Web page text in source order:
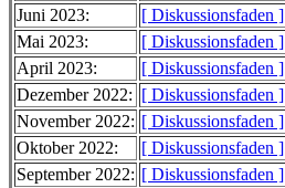
Juni 2023:
[ Diskussionsfaden ]
Mai 2023:
[ Diskussionsfaden ]
April 2023:
[ Diskussionsfaden ]
Dezember 2022: [ Diskussionsfaden ]
November 2022: [ Diskussionsfaden ]
Oktober 2022:
[ Diskussionsfaden ]
September 2022: [ Diskussionsfaden ]